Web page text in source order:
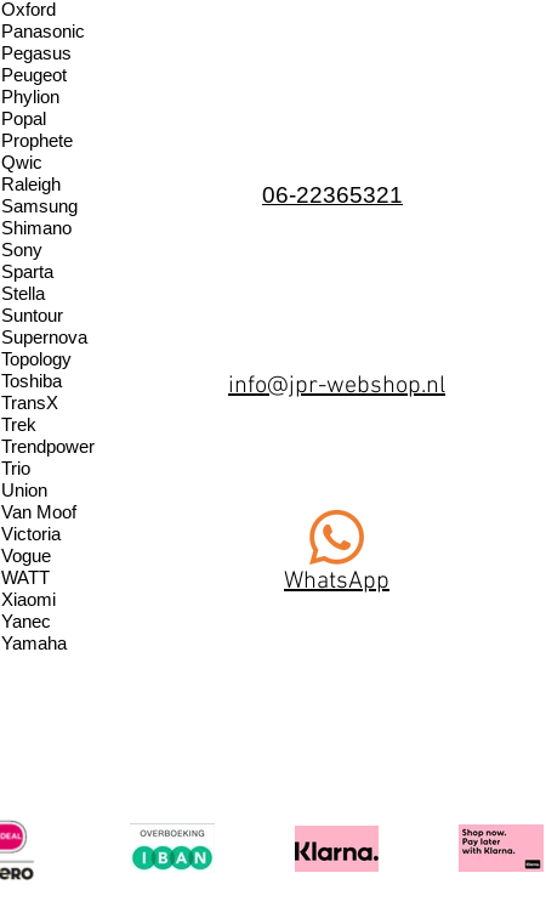
Oxford
Panasonic
Pegasus
Peugeot
Phylion
Popal
Prophete
Qwic
Raleigh
Samsung
Shimano
Sony
Sparta
Stella
Suntour
Supernova
Topology
Toshiba
TransX
Trek
Trendpower
Trio
Union
Van Moof
Victoria
Vogue
WATT
Xiaomi
Yanec
Yamaha
06-22365321
info@jpr-webshop.nl
WhatsApp